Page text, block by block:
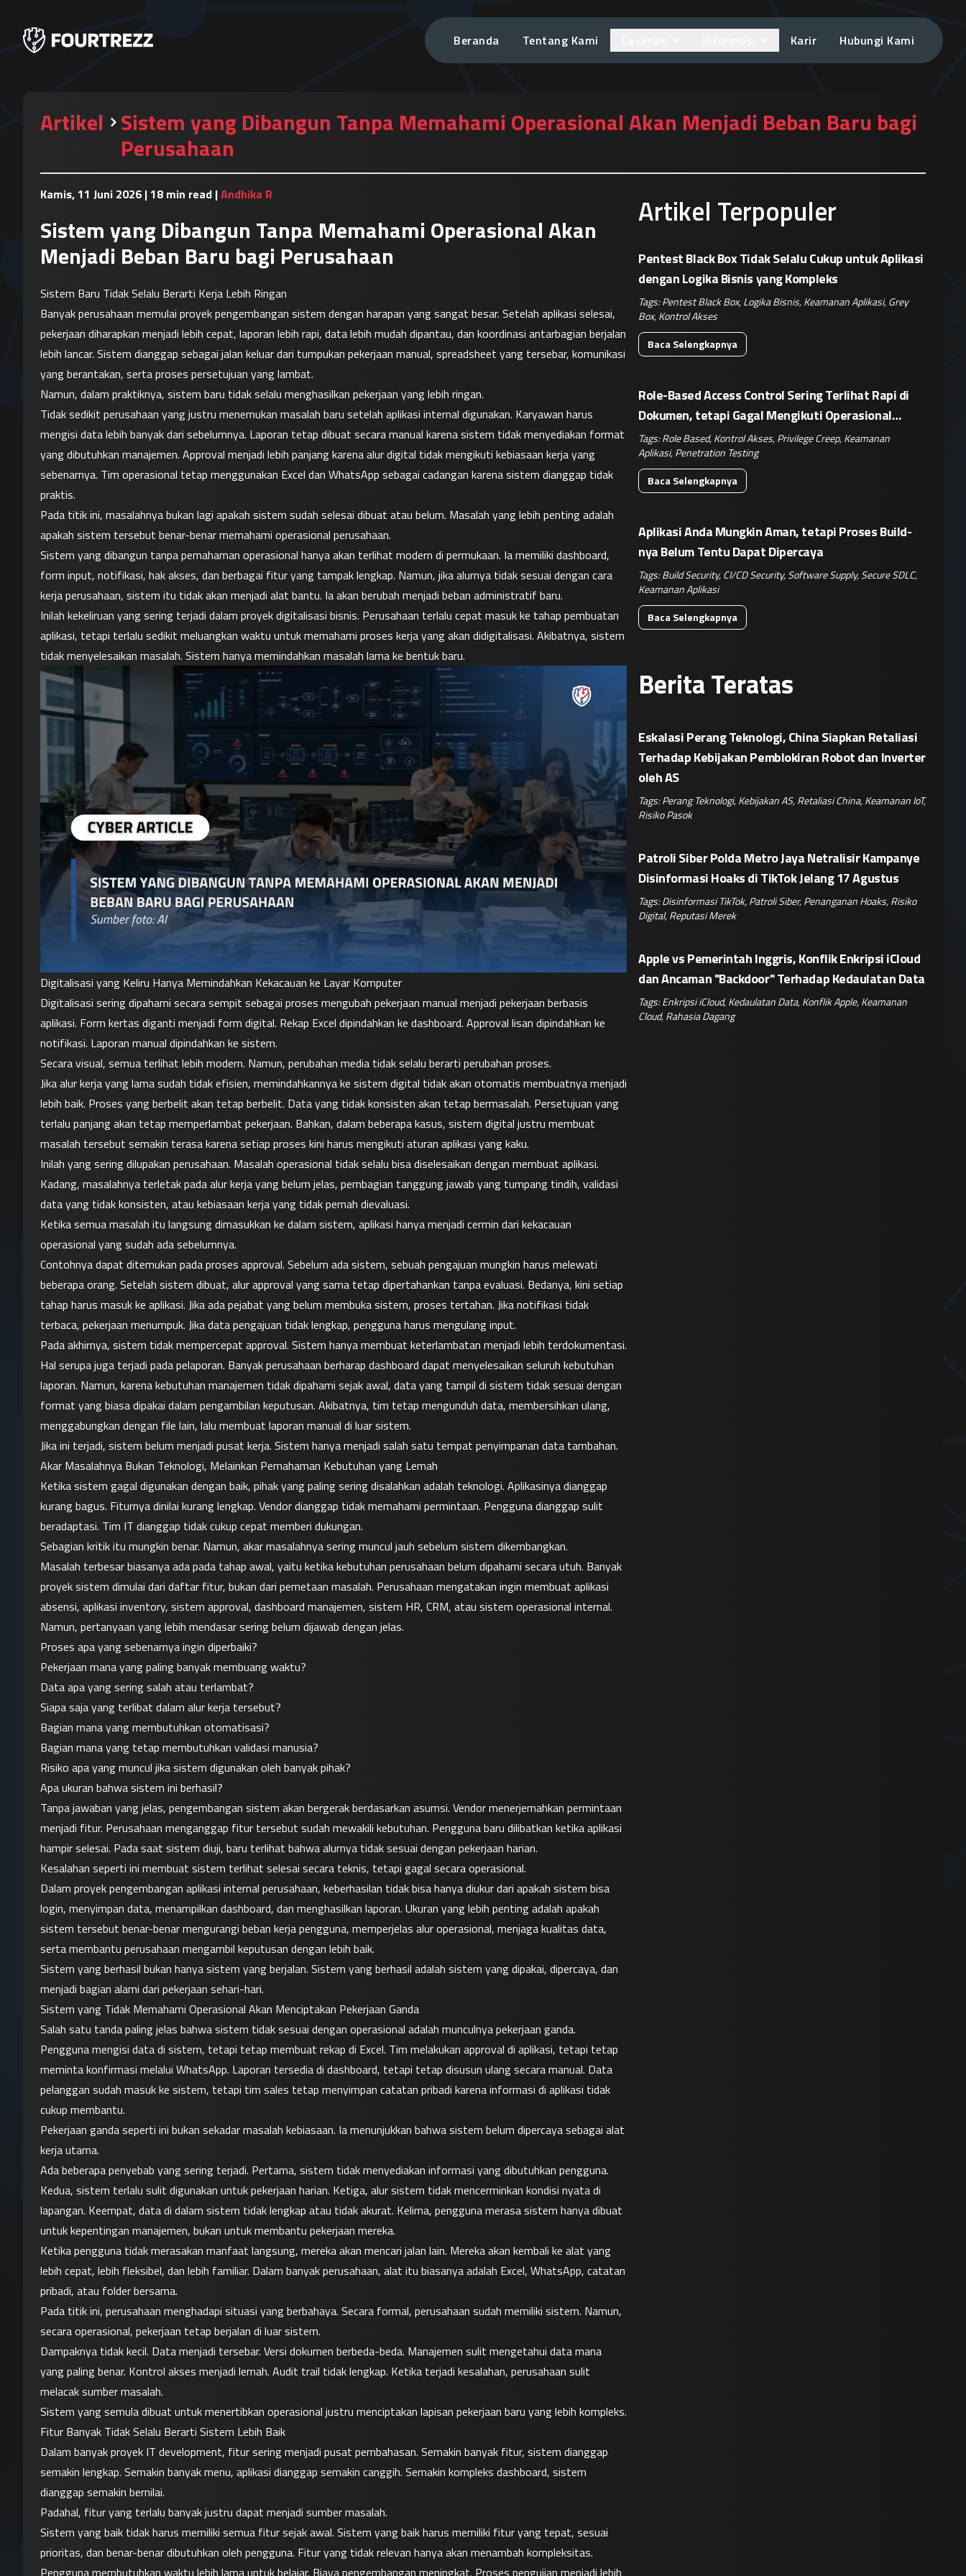
Beranda Tentang Kami Karir Hubungi Kami
Artikel Sistem yang Dibangun Tanpa Memahami Operasional Akan Menjadi Beban Baru bagi
Perusahaan
Kamis, 11 Juni 2026 | 18 min read |Andhika R
Sistem yang Dibangun Tanpa Memahami Operasional Akan
Menjadi Beban Baru bagi Perusahaan
Sistem Baru Tidak Selalu Berarti Kerja Lebih Ringan
Banyak perusahaan memulai proyek pengembangan sistem dengan harapan yang sangat besar. Setelah aplikasi selesai,
pekerjaan diharapkan menjadi lebih cepat, laporan lebih rapi, data lebih mudah dipantau, dan koordinasi antarbagian berjalan
lebih lancar. Sistem dianggap sebagai jalan keluar dari tumpukan pekerjaan manual, spreadsheet yang tersebar, komunikasi
yang berantakan, serta proses persetujuan yang lambat.
Namun, dalam praktiknya, sistem baru tidak selalu menghasilkan pekerjaan yang lebih ringan.
Tidak sedikit perusahaan yang justru menemukan masalah baru setelah aplikasi internal digunakan. Karyawan harus
mengisi data lebih banyak dari sebelumnya. Laporan tetap dibuat secara manual karena sistem tidak menyediakan format
yang dibutuhkan manajemen. Approval menjadi lebih panjang karena alur digital tidak mengikuti kebiasaan kerja yang
sebenarnya. Tim operasional tetap menggunakan Excel dan WhatsApp sebagai cadangan karena sistem dianggap tidak
praktis.
Pada titik ini, masalahnya bukan lagi apakah sistem sudah selesai dibuat atau belum. Masalah yang lebih penting adalah
apakah sistem tersebut benar-benar memahami operasional perusahaan.
Sistem yang dibangun tanpa pemahaman operasional hanya akan terlihat modern di permukaan. Ia memiliki dashboard,
form input, notifikasi, hak akses, dan berbagai fitur yang tampak lengkap. Namun, jika alurnya tidak sesuai dengan cara
kerja perusahaan, sistem itu tidak akan menjadi alat bantu. Ia akan berubah menjadi beban administratif baru.
Inilah kekeliruan yang sering terjadi dalam proyek digitalisasi bisnis. Perusahaan terlalu cepat masuk ke tahap pembuatan
aplikasi, tetapi terlalu sedikit meluangkan waktu untuk memahami proses kerja yang akan didigitalisasi. Akibatnya, sistem
tidak menyelesaikan masalah. Sistem hanya memindahkan masalah lama ke bentuk baru.
Digitalisasi yang Keliru Hanya Memindahkan Kekacauan ke Layar Komputer
Digitalisasi sering dipahami secara sempit sebagai proses mengubah pekerjaan manual menjadi pekerjaan berbasis
aplikasi. Form kertas diganti menjadi form digital. Rekap Excel dipindahkan ke dashboard. Approval lisan dipindahkan ke
notifikasi. Laporan manual dipindahkan ke sistem.
Secara visual, semua terlihat lebih modern. Namun, perubahan media tidak selalu berarti perubahan proses.
Jika alur kerja yang lama sudah tidak efisien, memindahkannya ke sistem digital tidak akan otomatis membuatnya menjadi
lebih baik. Proses yang berbelit akan tetap berbelit. Data yang tidak konsisten akan tetap bermasalah. Persetujuan yang
terlalu panjang akan tetap memperlambat pekerjaan. Bahkan, dalam beberapa kasus, sistem digital justru membuat
masalah tersebut semakin terasa karena setiap proses kini harus mengikuti aturan aplikasi yang kaku.
Inilah yang sering dilupakan perusahaan. Masalah operasional tidak selalu bisa diselesaikan dengan membuat aplikasi.
Kadang, masalahnya terletak pada alur kerja yang belum jelas, pembagian tanggung jawab yang tumpang tindih, validasi
data yang tidak konsisten, atau kebiasaan kerja yang tidak pernah dievaluasi.
Ketika semua masalah itu langsung dimasukkan ke dalam sistem, aplikasi hanya menjadi cermin dari kekacauan
operasional yang sudah ada sebelumnya.
Contohnya dapat ditemukan pada proses approval. Sebelum ada sistem, sebuah pengajuan mungkin harus melewati
beberapa orang. Setelah sistem dibuat, alur approval yang sama tetap dipertahankan tanpa evaluasi. Bedanya, kini setiap
tahap harus masuk ke aplikasi. Jika ada pejabat yang belum membuka sistem, proses tertahan. Jika notifikasi tidak
terbaca, pekerjaan menumpuk. Jika data pengajuan tidak lengkap, pengguna harus mengulang input.
Pada akhirnya, sistem tidak mempercepat approval. Sistem hanya membuat keterlambatan menjadi lebih terdokumentasi.
Hal serupa juga terjadi pada pelaporan. Banyak perusahaan berharap dashboard dapat menyelesaikan seluruh kebutuhan
laporan. Namun, karena kebutuhan manajemen tidak dipahami sejak awal, data yang tampil di sistem tidak sesuai dengan
format yang biasa dipakai dalam pengambilan keputusan. Akibatnya, tim tetap mengunduh data, membersihkan ulang,
menggabungkan dengan file lain, lalu membuat laporan manual di luar sistem.
Jika ini terjadi, sistem belum menjadi pusat kerja. Sistem hanya menjadi salah satu tempat penyimpanan data tambahan.
Akar Masalahnya Bukan Teknologi, Melainkan Pemahaman Kebutuhan yang Lemah
Ketika sistem gagal digunakan dengan baik, pihak yang paling sering disalahkan adalah teknologi. Aplikasinya dianggap
kurang bagus. Fiturnya dinilai kurang lengkap. Vendor dianggap tidak memahami permintaan. Pengguna dianggap sulit
beradaptasi. Tim IT dianggap tidak cukup cepat memberi dukungan.
Sebagian kritik itu mungkin benar. Namun, akar masalahnya sering muncul jauh sebelum sistem dikembangkan.
Masalah terbesar biasanya ada pada tahap awal, yaitu ketika kebutuhan perusahaan belum dipahami secara utuh. Banyak
proyek sistem dimulai dari daftar fitur, bukan dari pemetaan masalah. Perusahaan mengatakan ingin membuat aplikasi
absensi, aplikasi inventory, sistem approval, dashboard manajemen, sistem HR, CRM, atau sistem operasional internal.
Namun, pertanyaan yang lebih mendasar sering belum dijawab dengan jelas.
Proses apa yang sebenarnya ingin diperbaiki?
Pekerjaan mana yang paling banyak membuang waktu?
Data apa yang sering salah atau terlambat?
Siapa saja yang terlibat dalam alur kerja tersebut?
Bagian mana yang membutuhkan otomatisasi?
Bagian mana yang tetap membutuhkan validasi manusia?
Risiko apa yang muncul jika sistem digunakan oleh banyak pihak?
Apa ukuran bahwa sistem ini berhasil?
Tanpa jawaban yang jelas, pengembangan sistem akan bergerak berdasarkan asumsi. Vendor menerjemahkan permintaan
menjadi fitur. Perusahaan menganggap fitur tersebut sudah mewakili kebutuhan. Pengguna baru dilibatkan ketika aplikasi
hampir selesai. Pada saat sistem diuji, baru terlihat bahwa alurnya tidak sesuai dengan pekerjaan harian.
Kesalahan seperti ini membuat sistem terlihat selesai secara teknis, tetapi gagal secara operasional.
Dalam proyek pengembangan aplikasi internal perusahaan, keberhasilan tidak bisa hanya diukur dari apakah sistem bisa
login, menyimpan data, menampilkan dashboard, dan menghasilkan laporan. Ukuran yang lebih penting adalah apakah
sistem tersebut benar-benar mengurangi beban kerja pengguna, memperjelas alur operasional, menjaga kualitas data,
serta membantu perusahaan mengambil keputusan dengan lebih baik.
Sistem yang berhasil bukan hanya sistem yang berjalan. Sistem yang berhasil adalah sistem yang dipakai, dipercaya, dan
menjadi bagian alami dari pekerjaan sehari-hari.
Sistem yang Tidak Memahami Operasional Akan Menciptakan Pekerjaan Ganda
Salah satu tanda paling jelas bahwa sistem tidak sesuai dengan operasional adalah munculnya pekerjaan ganda.
Pengguna mengisi data di sistem, tetapi tetap membuat rekap di Excel. Tim melakukan approval di aplikasi, tetapi tetap
meminta konfirmasi melalui WhatsApp. Laporan tersedia di dashboard, tetapi tetap disusun ulang secara manual. Data
pelanggan sudah masuk ke sistem, tetapi tim sales tetap menyimpan catatan pribadi karena informasi di aplikasi tidak
cukup membantu.
Pekerjaan ganda seperti ini bukan sekadar masalah kebiasaan. Ia menunjukkan bahwa sistem belum dipercaya sebagai alat
kerja utama.
Ada beberapa penyebab yang sering terjadi. Pertama, sistem tidak menyediakan informasi yang dibutuhkan pengguna.
Kedua, sistem terlalu sulit digunakan untuk pekerjaan harian. Ketiga, alur sistem tidak mencerminkan kondisi nyata di
lapangan. Keempat, data di dalam sistem tidak lengkap atau tidak akurat. Kelima, pengguna merasa sistem hanya dibuat
untuk kepentingan manajemen, bukan untuk membantu pekerjaan mereka.
Ketika pengguna tidak merasakan manfaat langsung, mereka akan mencari jalan lain. Mereka akan kembali ke alat yang
lebih cepat, lebih fleksibel, dan lebih familiar. Dalam banyak perusahaan, alat itu biasanya adalah Excel, WhatsApp, catatan
pribadi, atau folder bersama.
Pada titik ini, perusahaan menghadapi situasi yang berbahaya. Secara formal, perusahaan sudah memiliki sistem. Namun,
secara operasional, pekerjaan tetap berjalan di luar sistem.
Dampaknya tidak kecil. Data menjadi tersebar. Versi dokumen berbeda-beda. Manajemen sulit mengetahui data mana
yang paling benar. Kontrol akses menjadi lemah. Audit trail tidak lengkap. Ketika terjadi kesalahan, perusahaan sulit
melacak sumber masalah.
Sistem yang semula dibuat untuk menertibkan operasional justru menciptakan lapisan pekerjaan baru yang lebih kompleks.
Fitur Banyak Tidak Selalu Berarti Sistem Lebih Baik
Dalam banyak proyek IT development, fitur sering menjadi pusat pembahasan. Semakin banyak fitur, sistem dianggap
semakin lengkap. Semakin banyak menu, aplikasi dianggap semakin canggih. Semakin kompleks dashboard, sistem
dianggap semakin bernilai.
Padahal, fitur yang terlalu banyak justru dapat menjadi sumber masalah.
Sistem yang baik tidak harus memiliki semua fitur sejak awal. Sistem yang baik harus memiliki fitur yang tepat, sesuai
prioritas, dan benar-benar dibutuhkan oleh pengguna. Fitur yang tidak relevan hanya akan menambah kompleksitas.
Pengguna membutuhkan waktu lebih lama untuk belajar. Biaya pengembangan meningkat. Proses pengujian menjadi lebih
Artikel Terpopuler
Pentest Black Box Tidak Selalu Cukup untuk Aplikasi
dengan Logika Bisnis yang Kompleks
Tags:Pentest Black Box,Logika Bisnis,Keamanan Aplikasi,Grey
Box,Kontrol Akses
Baca Selengkapnya
Role-Based Access Control Sering Terlihat Rapi di
Dokumen, tetapi Gagal Mengikuti Operasional
Nyata
Tags:Role Based,Kontrol Akses,Privilege Creep,Keamanan
Aplikasi,Penetration Testing
Baca Selengkapnya
Aplikasi Anda Mungkin Aman, tetapi Proses Build-
nya Belum Tentu Dapat Dipercaya
Tags:Build Security,CI/CD Security,Software Supply,Secure SDLC,
Keamanan Aplikasi
Baca Selengkapnya
Berita Teratas
Eskalasi Perang Teknologi, China Siapkan Retaliasi
Terhadap Kebijakan Pemblokiran Robot dan Inverter
oleh AS
Tags:Perang Teknologi,Kebijakan AS,Retaliasi China,Keamanan IoT,
Risiko Pasok
Patroli Siber Polda Metro Jaya Netralisir Kampanye
Disinformasi Hoaks di TikTok Jelang 17 Agustus
Tags:Disinformasi TikTok,Patroli Siber,Penanganan Hoaks,Risiko
Digital,Reputasi Merek
Apple vs Pemerintah Inggris, Konflik Enkripsi iCloud
dan Ancaman "Backdoor" Terhadap Kedaulatan Data
Tags:Enkripsi iCloud,Kedaulatan Data,Konflik Apple,Keamanan
Cloud,Rahasia Dagang